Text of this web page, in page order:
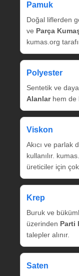
Pamuk
Doğal liflerden
ve Parça
kumas.org
Polyester
Sentetik ve
Alanlarhem de
Viskon
Akıcı ve parlak
kullanılır.
üreticiler için
Krep
Buruk ve
üzerinden Parti
talepler alınır.
Saten